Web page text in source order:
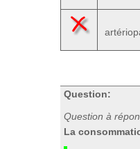
Question:
Question à
La